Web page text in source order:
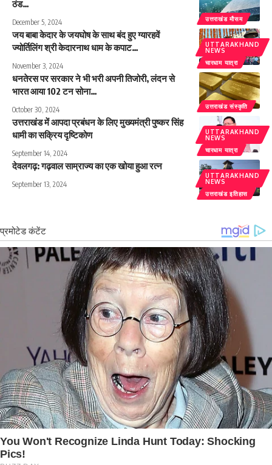
उत्तराखंड मौसम
ठंड…
December 5, 2024
UTTARAKHAND
NEWS
चारधाम यात्रा
जय बाबा केदार के जयघोष के साथ बंद हुए ग्यारहवें
ज्योर्तिलिंग श्री केदारनाथ धाम के कपाट…
November 3, 2024
उत्तराखंड संस्कृति
धनतेरस पर सरकार ने भी भरी अपनी तिजोरी, लंदन से
भारत आया 102 टन सोना…
October 30, 2024
UTTARAKHAND
NEWS
चारधाम यात्रा
उत्तराखंड में आपदा प्रबंधन के लिए मुख्यमंत्री पुष्कर सिंह
धामी का सक्रिय दृष्टिकोण
September 14, 2024
UTTARAKHAND
NEWS
उत्तराखंड इतिहास
देवलगढ़: गढ़वाल साम्राज्य का एक खोया हुआ रत्न
September 13, 2024